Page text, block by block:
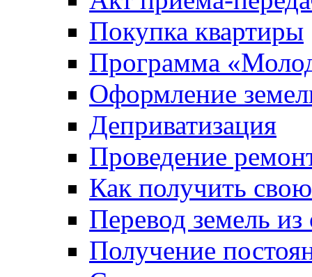
Покупка квартиры
Программа
Оформление
Деприватизация
Проведение
Как получить
Перевод земель
Получение